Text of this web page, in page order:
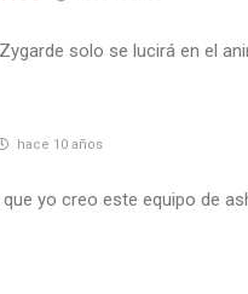
solo se lucirá en el
hace 10 años
yo creo este equipo de